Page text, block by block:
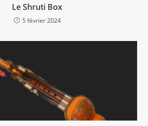
Le Shruti Box
5 février 2024